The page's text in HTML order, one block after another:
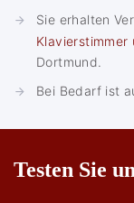
Sie erhalten
Klavierstimmer
Dortmund.
Bei Bedarf ist
Testen Sie